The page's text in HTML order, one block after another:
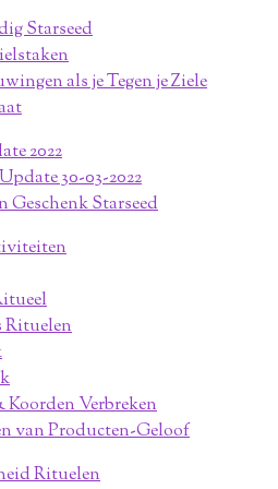
Starseed
als je Tegen je Ziele
2022
30-03-2022
Geschenk Starseed
Rituelen
Verbreken
van Producten-Geloof
Rituelen